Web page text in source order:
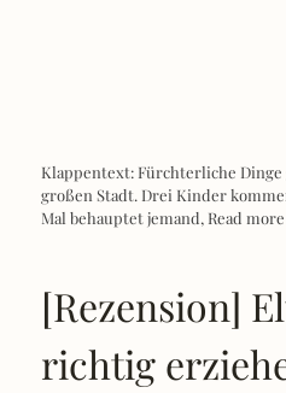
Klappentext: Fürchterliche
großen Stadt. Drei Kinder
Mal behauptet jemand, Read more
[Rezension]
richtig